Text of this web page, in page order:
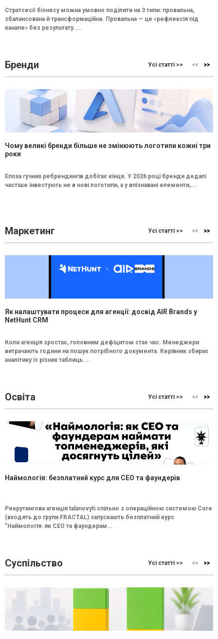
Стратсесії бізнесу можна умовно поділити на 3 типи: провальна,
збалансована й трансформаційна. Провальна — це «рефлексія під
канапе» без результату....
Бренди Усі статті >>
Чому великі бренди більше не змінюють логотипи кожні три
роки
Епоха гучних ребрендингів добігає кінця. У 2026 році бренди дедалі
частіше інвестують не в нові логотипи, а у впізнавані елементи,...
Маркетинг Усі статті >>
Як налаштувати процеси для агенції: досвід AIR Brands у
NetHunt CRM
Коли агенція зростає, головним дефіцитом стає час. Менеджери
витрачають години на пошук потрібного документа. Керівник збирає
аналітику із різних таблиць....
Освіта Усі статті >>
Наймологія: безплатний курс для CEO та фаундерів
Рекрутингова агенція talanovyti спільно з операційною системою Core
(входять до групи FRACTAL) запускають безплатний курс
"Наймологія: як СEO та фаундерам...
Суспільство Усі статті >>